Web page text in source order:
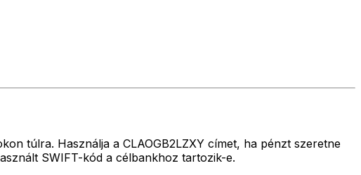
túlra. Használja a CLAOGB2LZXY címet, ha pénzt szeretne
SWIFT-kód a célbankhoz tartozik-e.